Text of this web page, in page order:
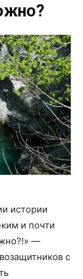
истории
и почти
—
с